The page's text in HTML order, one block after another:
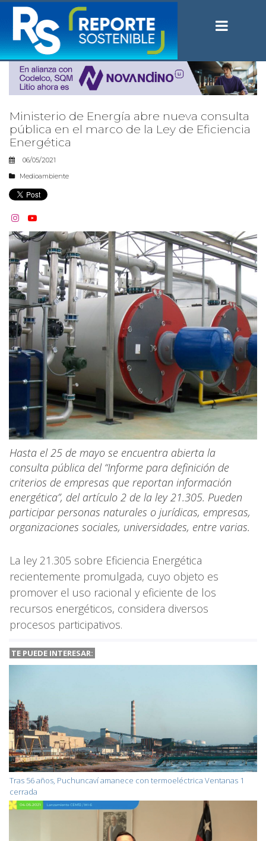
Ministerio de Energía abre nueva consulta
pública en el marco de la Ley de Eficiencia
Energética
06/05/2021
Medioambiente
 
Hasta el 25 de mayo se encuentra abierta la
consulta pública del “Informe para definición de
criterios de empresas que reportan información
energética”, del artículo 2 de la ley 21.305. Pueden
participar personas naturales o jurídicas, empresas,
organizaciones sociales, universidades, entre varias.
La ley 21.305 sobre Eficiencia Energética
recientemente promulgada, cuyo objeto es
promover el uso racional y eficiente de los
recursos energéticos, considera diversos
procesos participativos.
TE PUEDE INTERESAR:
Tras 56 años, Puchuncaví amanece con termoeléctrica Ventanas 1
cerrada